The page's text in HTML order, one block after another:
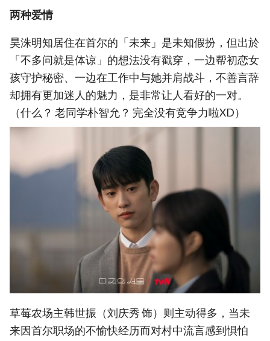
两种爱情
昊洙明知居住在首尔的「未来」是未知假扮，但出於
「不多问就是体谅」的想法没有戳穿，一边帮初恋女
孩守护秘密、一边在工作中与她并肩战斗，不善言辞
却拥有更加迷人的魅力，是非常让人看好的一对。
（什么？ 老同学朴智允？ 完全没有竞争力啦XD）
草莓农场主韩世振（刘庆秀 饰）则主动得多，当未
来因首尔职场的不愉快经历而对村中流言感到惧怕